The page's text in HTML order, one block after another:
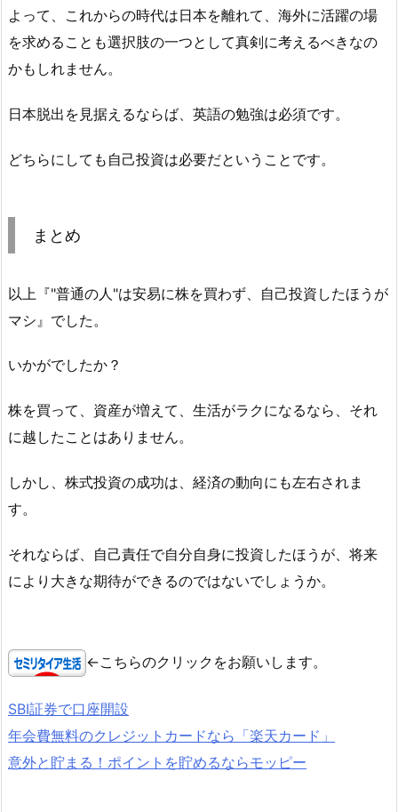
よって、これからの時代は日本を離れて、海外に活躍の場
を求めることも選択肢の一つとして真剣に考えるべきなの
かもしれません。
日本脱出を見据えるならば、英語の勉強は必須です。
どちらにしても自己投資は必要だということです。
まとめ
以上『"普通の人"は安易に株を買わず、自己投資したほうが
マシ』でした。
いかがでしたか？
株を買って、資産が増えて、生活がラクになるなら、それ
に越したことはありません。
しかし、株式投資の成功は、経済の動向にも左右されま
す。
それならば、自己責任で自分自身に投資したほうが、将来
により大きな期待ができるのではないでしょうか。
←こちらのクリックをお願いします。
SBI証券で口座開設
年会費無料のクレジットカードなら「楽天カード」
意外と貯まる！ポイントを貯めるならモッピー